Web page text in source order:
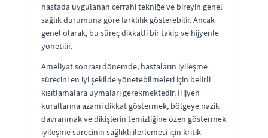
hastada uygulanan cerrahi tekniğe ve bireyin genel
sağlık durumuna göre farklılık gösterebilir. Ancak
genel olarak, bu süreç dikkatli bir takip ve hijyenle
yönetilir.
Ameliyat sonrası dönemde, hastaların iyileşme
sürecini en iyi şekilde yönetebilmeleri için belirli
kısıtlamalara uymaları gerekmektedir. Hijyen
kurallarına azami dikkat göstermek, bölgeye nazik
davranmak ve dikişlerin temizliğine özen göstermek
iyileşme sürecinin sağlıklı ilerlemesi için kritik